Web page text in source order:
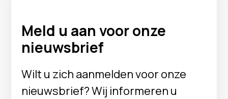
Meld u aan voor onze
nieuwsbrief
Wilt u zich aanmelden voor onze
nieuwsbrief? Wij informeren u